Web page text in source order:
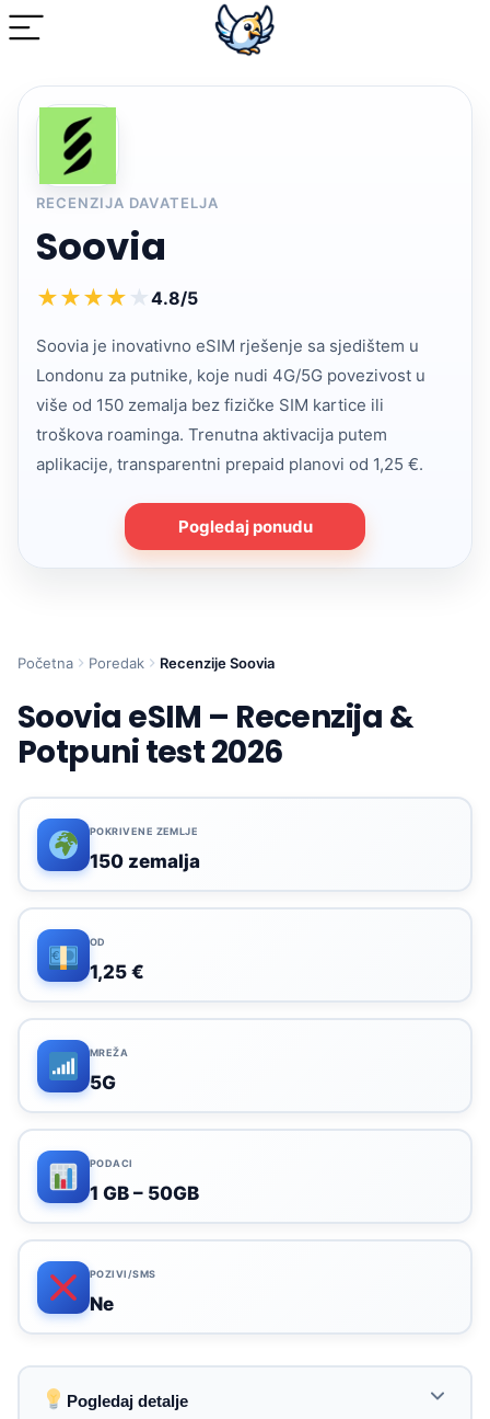
RECENZIJA DAVATELJA
Soovia
★★★★ ★4.8/5
Soovia je inovativno eSIM rješenje sa sjedištem u
Londonu za putnike, koje nudi 4G/5G povezivost u
više od 150 zemalja bez fizičke SIM kartice ili
troškova roaminga. Trenutna aktivacija putem
aplikacije, transparentni prepaid planovi od 1,25 €.
Pogledaj ponudu
Početna Poredak Recenzije Soovia
Soovia eSIM – Recenzija &
Potpuni test 2026
POKRIVENE ZEMLJE
150 zemalja
OD
1,25 €
MREŽA
5G
PODACI
1 GB – 50GB
POZIVI/SMS
Ne
Pogledaj detalje